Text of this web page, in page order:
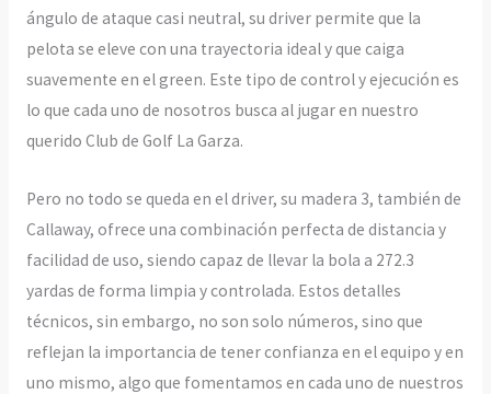
ángulo de ataque casi neutral, su driver permite que la
pelota se eleve con una trayectoria ideal y que caiga
suavemente en el green. Este tipo de control y ejecución es
lo que cada uno de nosotros busca al jugar en nuestro
querido Club de Golf La Garza.
Pero no todo se queda en el driver, su madera 3, también de
Callaway, ofrece una combinación perfecta de distancia y
facilidad de uso, siendo capaz de llevar la bola a 272.3
yardas de forma limpia y controlada. Estos detalles
técnicos, sin embargo, no son solo números, sino que
reflejan la importancia de tener confianza en el equipo y en
uno mismo, algo que fomentamos en cada uno de nuestros